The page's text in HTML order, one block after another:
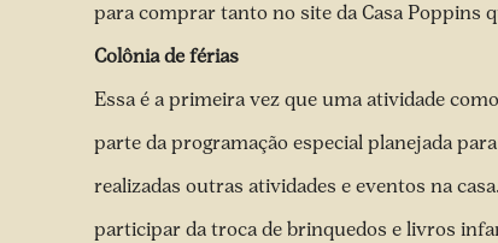
para comprar tanto no site da Casa Poppins
Colônia de férias
Essa é a primeira vez que uma atividade
parte da programação especial planejada
realizadas outras atividades e eventos na
participar da troca de brinquedos e livros